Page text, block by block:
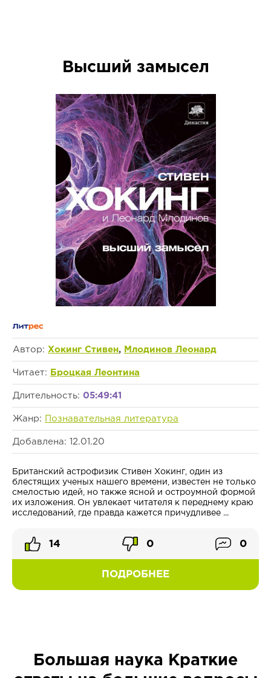
Высший замысел
Автор: Хокинг Стивен, Млодинов Леонард
Читает: Броцкая Леонтина
Длительность: 05:49:41
Жанр: Познавательная литература
Добавлена: 12.01.20
Британский астрофизик Стивен Хокинг, один из
блестящих ученых нашего времени, известен не только
смелостью идей, но также ясной и остроумной формой
их изложения. Он увлекает читателя к переднему краю
исследований, где правда кажется причудливее ...
ПОДРОБНЕЕ
14 0 0
Большая наука Краткие